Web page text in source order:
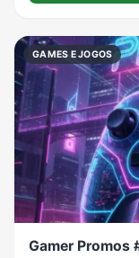
GAMES E JOGOS
Gamer Promos